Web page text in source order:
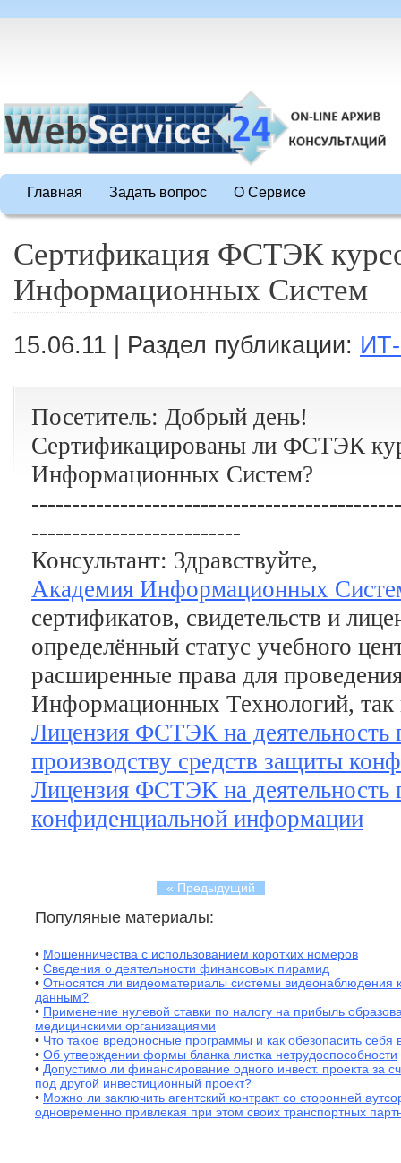
Главная Задать вопрос О Сервисе
Сертификация ФСТЭК
Информационных Систем
15.06.11 | Раздел публикации:
Посетитель: Добрый день!
Сертификацированы ли ФСТЭК
Информационных Систем?
--------------------------
Консультант: Здравствуйте,
Академия Информационных
сертификатов, свидетельств и
определённый статус учебного
расширенные права для
Информационных Технологий, так
Лицензия ФСТЭК на деятельность
производству средств защиты
Лицензия ФСТЭК на деятельность
конфиденциальной информации
« Предыдущий
Популяные материалы:
• Мошенничества с использованием коротких номеров
• Сведения о деятельности финансовых пирамид
• Относятся ли видеоматериалы системы видеонаблюдения
данным?
• Применение нулевой ставки по налогу на прибыль
медицинскими организациями
• Что такое вредоносные программы и как обезопасить себя
• Об утверждении формы бланка листка нетрудоспособности
• Допустимо ли финансирование одного инвест. проекта за
под другой инвестиционный проект?
• Можно ли заключить агентский контракт со сторонней
одновременно привлекая при этом своих транспортных